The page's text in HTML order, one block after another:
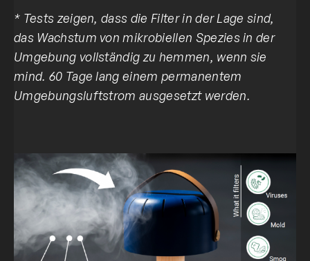
* Tests zeigen, dass die Filter in der Lage sind,
das Wachstum von mikrobiellen Spezies in der
Umgebung vollständig zu hemmen, wenn sie
mind. 60 Tage lang einem permanentem
Umgebungsluftstrom ausgesetzt werden.